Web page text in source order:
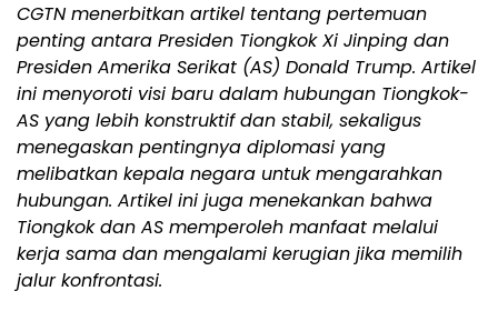
CGTN menerbitkan artikel tentang pertemuan
penting antara Presiden Tiongkok Xi Jinping dan
Presiden Amerika Serikat (AS) Donald Trump. Artikel
ini menyoroti visi baru dalam hubungan Tiongkok-
AS yang lebih konstruktif dan stabil, sekaligus
menegaskan pentingnya diplomasi yang
melibatkan kepala negara untuk mengarahkan
hubungan. Artikel ini juga menekankan bahwa
Tiongkok dan AS memperoleh manfaat melalui
kerja sama dan mengalami kerugian jika memilih
jalur konfrontasi.